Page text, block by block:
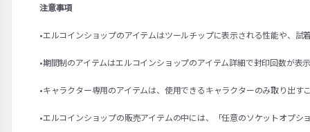
注意事項
•エルコインショップのアイテムはツールチップに表示される性能や、
•期間制のアイテムはエルコインショップのアイテム詳細で封印回数が
•キャラクター専用のアイテムは、使用できるキャラクターのみ取り出す
•エルコインショップの販売アイテムの中には、「任意のソケットオプ